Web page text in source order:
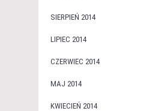
SIERPIEŃ 2014
LIPIEC 2014
CZERWIEC 2014
MAJ 2014
KWIECIEŃ 2014